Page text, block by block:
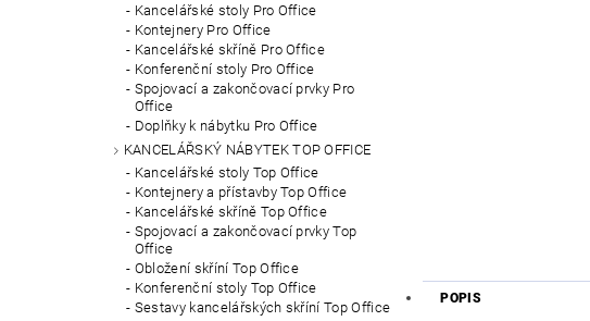
Kancelářské stoly Pro Office
Kontejnery Pro Office
Kancelářské skříně Pro Office
Konferenční stoly Pro Office
Spojovací a zakončovací prvky Pro
Office
Doplňky k nábytku Pro Office
KANCELÁŘSKÝ NÁBYTEK TOP OFFICE
Kancelářské stoly Top Office
Kontejnery a přístavby Top Office
Kancelářské skříně Top Office
Spojovací a zakončovací prvky Top
Office
Obložení skříní Top Office
Konferenční stoly Top Office
Sestavy kancelářských skříní Top Office
POPIS